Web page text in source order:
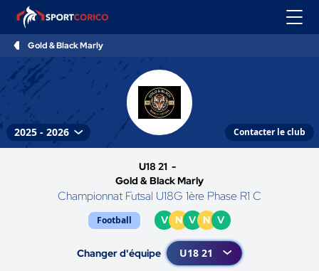
Gold & Black Marly
Contacter le club
U18 21 -
Gold & Black Marly
Championnat Futsal U18G 1ère Phase R1 C
Football V N V N V
Changer d'équipe